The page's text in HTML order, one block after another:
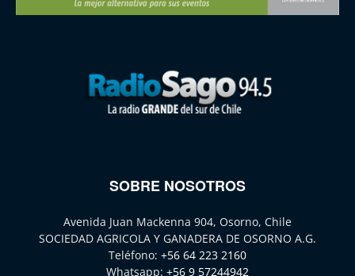
SOBRE NOSOTROS
Avenida Juan Mackenna 904, Osorno, Chile
SOCIEDAD AGRICOLA Y GANADERA DE OSORNO A.G.
Teléfono: +56 64 223 2160
Whatsapp: +56 9 57244942